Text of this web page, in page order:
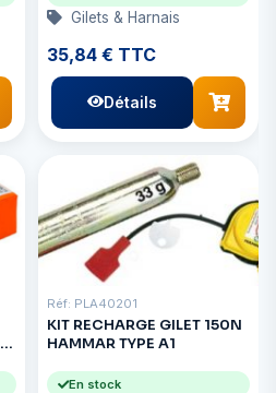
Gilets & Harnais
35,84 € TTC
Détails
Réf: PLA40201
KIT RECHARGE GILET 150N
HAMMAR TYPE A1
En stock